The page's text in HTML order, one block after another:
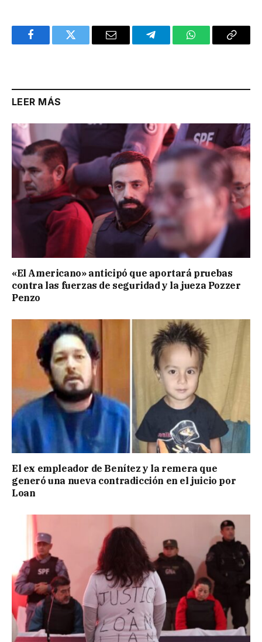
FacebookTwitter Email TelegramWhatsAppCopy
LEER MÁS
«El Americano» anticipó que aportará pruebas
contra las fuerzas de seguridad y la jueza Pozzer
Penzo
El ex empleador de Benítez y la remera que
generó una nueva contradicción en el juicio por
Loan